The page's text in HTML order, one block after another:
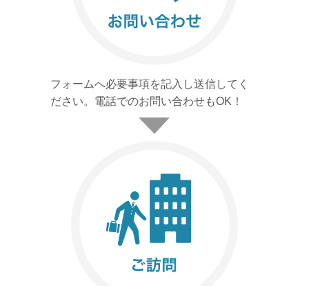
フォームへ必要事項を記入し送信してく
ださい。電話でのお問い合わせもOK！